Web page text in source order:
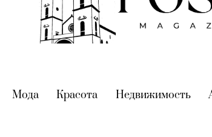
(current)
Мода(current)
Красота (current)
Недвижимость